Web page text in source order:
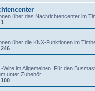
über das Nachrichtencenter im
1
über die KNX-Funktionen im
246
Wire im Allgemeinen. Für den
unter Zubehör
100